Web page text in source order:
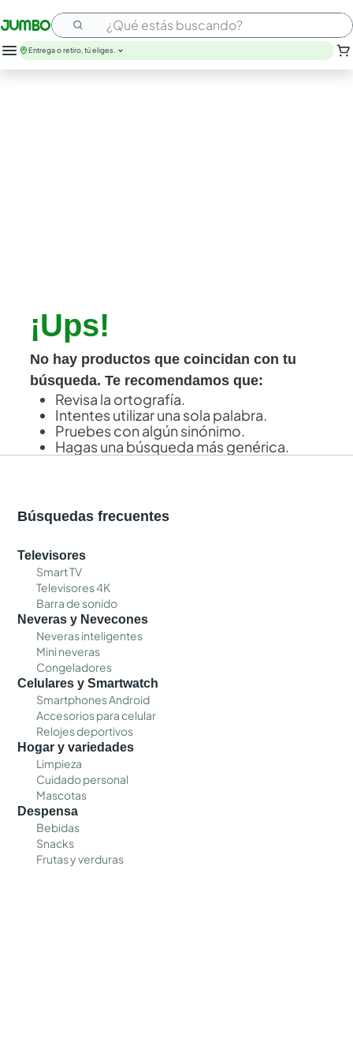
¿Qué estás buscando?
Entrega o retiro, tú eliges.
¡Ups!
No hay productos que coincidan con tu
búsqueda. Te recomendamos que:
Revisa la ortografía.
Intentes utilizar una sola palabra.
Pruebes con algún sinónimo.
Hagas una búsqueda más genérica.
Búsquedas frecuentes
Televisores
Smart TV
Televisores 4K
Barra de sonido
Neveras y Nevecones
Neveras inteligentes
Mini neveras
Congeladores
Celulares y Smartwatch
Smartphones Android
Accesorios para celular
Relojes deportivos
Hogar y variedades
Limpieza
Cuidado personal
Mascotas
Despensa
Bebidas
Snacks
Frutas y verduras